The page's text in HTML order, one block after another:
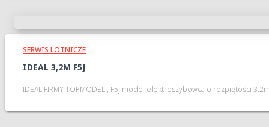
SERWIS LOTNICZE
IDEAL 3,2M F5J
IDEAL FIRMY TOPMODEL , F5J model elektroszybowca o rozpiętości